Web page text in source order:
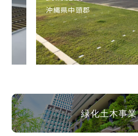
沖縄県中頭郡
緑化土木事業